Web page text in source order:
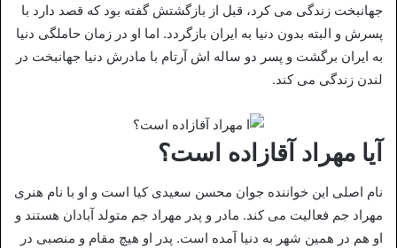
جهانبخت زندگی می کرد، قبل از بازگشتش گفته بود که قصد دارد با
پسرش و البته بدون دنیا به ایران بازگردد. اما او در زمان حاملگی دنیا
به ایران برگشت و پسر دو ساله اش آرتام با مادرش دنیا جهانبخت در
لندن زندگی می کند.
آیا مهراد آقازاده است؟
نام اصلی این خواننده جوان محسن سعیدی کیا است و او با نام هنری
مهراد جم فعالیت می کند. مادر و پدر مهراد جم متولد آبادان هستند و
او هم در همین شهر به دنیا آمده است. پدر او هیچ مقام و منصبی در